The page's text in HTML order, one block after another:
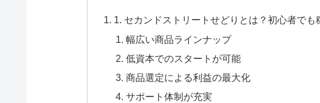
1. セカンドストリートせどりとは？初心者でも
幅広い商品ラインナップ
低資本でのスタートが可能
商品選定による利益の最大化
サポート体制が充実